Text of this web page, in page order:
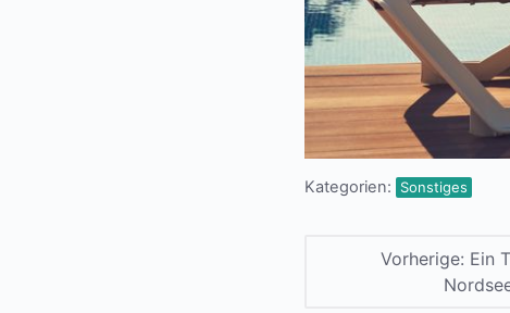
Kategorien: Sonstiges
Vorherige: Ein